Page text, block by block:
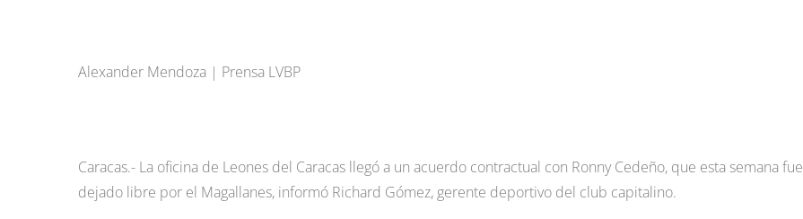
Alexander Mendoza | Prensa LVBP
Caracas.- La oficina de Leones del Caracas llegó a un acuerdo contractual con Ronny Cedeño, que esta semana fue
dejado libre por el Magallanes, informó Richard Gómez, gerente deportivo del club capitalino.